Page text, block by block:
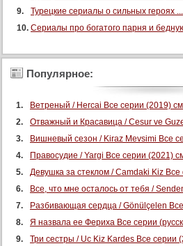
109 серия (суб)
110 серия (суб)
112 серия (суб)
114 серия (суб)
115 серия (суб)
116 серия (суб)
118 серия (суб)
119 серия (суб)
120 серия (суб)
121 серия (суб)
Турецкие сериалы о сильных героях ...
Сериалы про богатого парня и
Популярное:
Ветреный / Hercai Все серии (2019)
Отважный и Красавица / Cesur ve
Вишневый сезон / Kiraz Mevsimi Все
Правосудие / Yargi Все серии (2021)
Девушка за стеклом / Camdaki Kiz
Все, что мне осталось от тебя /
Разбивающая сердца / Gönülçelen
Я назвала ее Фериха Все серии
Три сестры / Uc Kiz Kardes Все серии